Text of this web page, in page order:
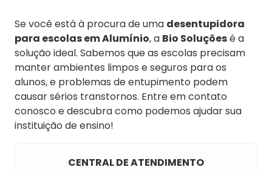
Se você está à procura de uma desentupidora
para escolas em Alumínio, a Bio Soluçõesé a
solução ideal. Sabemos que as escolas precisam
manter ambientes limpos e seguros para os
alunos, e problemas de entupimento podem
causar sérios transtornos. Entre em contato
conosco e descubra como podemos ajudar sua
instituição de ensino!
CENTRAL DE ATENDIMENTO